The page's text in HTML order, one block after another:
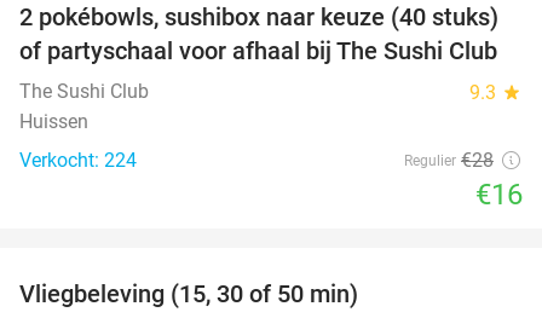
43%
2 pokébowls, sushibox naar keuze (40 stuks)
of partyschaal voor afhaal bij The Sushi Club
The Sushi Club 9.3 star
Huissen
Verkocht: 224
Regulier €28
€16
Vliegbeleving (15, 30 of 50 min)